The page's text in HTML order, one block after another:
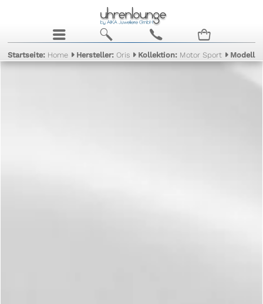
j b c n
Startseite: Home Hersteller:Oris Kollektion: Motor Sport Modell: